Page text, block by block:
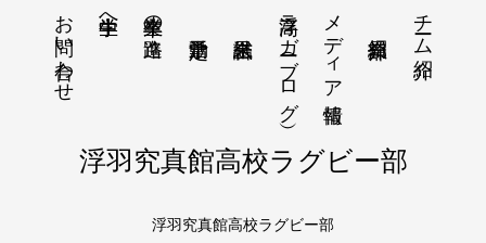
チーム紹介
メディア情報
浮高ラガー（ブログ）
卒業生の進路
中学生へ
お問い合わせ
浮羽究真館高校ラグビー部
浮羽究真館高校ラグビー部